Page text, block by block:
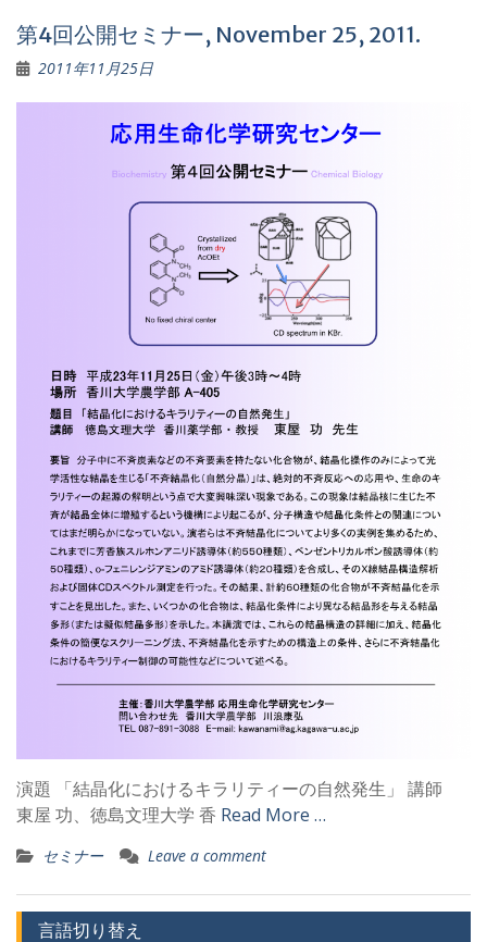
第4回公開セミナー, November 25, 2011.
2011年11月25日
演題 「結晶化におけるキラリティーの自然発生」 講師
東屋 功、徳島文理大学 香 Read More …
セミナー Leave a comment
言語切り替え